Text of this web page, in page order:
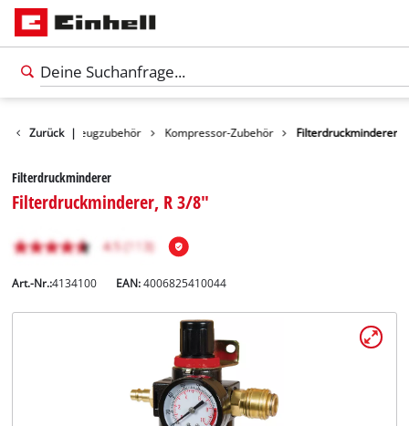
Zurück |
Werkzeugzubehör Kompressor-Zubehör Filterdruckminderer
Filterdruckminderer
Filterdruckminderer, R 3/8"
Art.-Nr.:4134100 EAN:4006825410044